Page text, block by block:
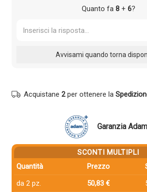
Quanto fa 8+ 6?
Acquistane 2per ottenere la
Garanzia
SCONTI MULTIPLI
Quantità
Prezzo
da 2 pz.
50,83 €